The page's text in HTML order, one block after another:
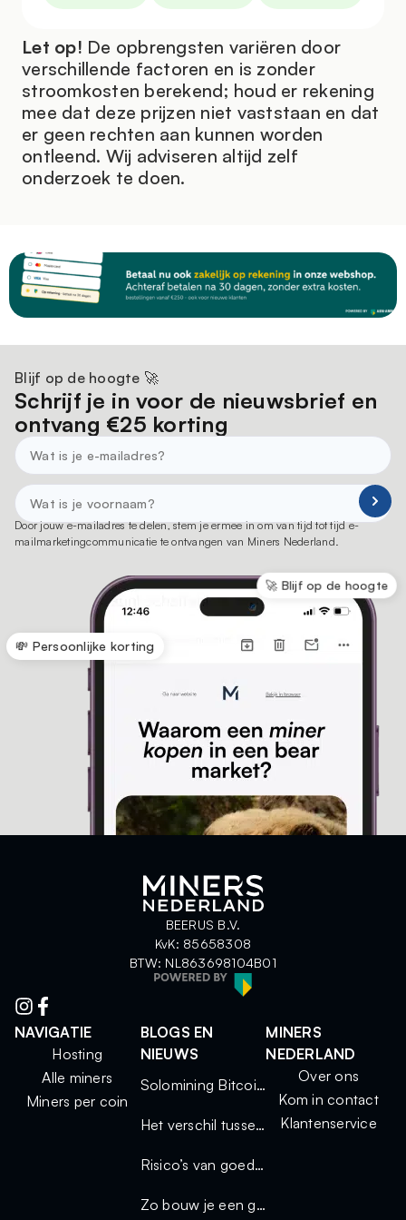
Hosting
Onze miningfarm in Noorwegen biedt de
mogelijkheid om de KS5L tehostenop 100%
groene stroom, wat zorgt voor een duurzame en
kostenefficiënte miningomgeving. Tegelijkertijd
presteert de miner ook uitstekend in een eigen
opstelling, waardoor hij flexibel inzetbaar is voor
diverse miningprojecten.
Let op! De opbrengsten variëren door
verschillende factoren en is zonder
stroomkosten berekend; houd er rekening
mee dat deze prijzen niet vaststaan en dat
er geen rechten aan kunnen worden
ontleend. Wij adviseren altijd zelf
onderzoek te doen.
Blijf op de hoogte 🚀
Schrijf je in voor de nieuwsbrief en
ontvang €25 korting
Door jouw e-mailadres te delen, stem je ermee in om van tijd tot tijd e-
mailmarketingcommunicatie te ontvangen van Miners Nederland.
💸 Persoonlijke korting
🚀 Blijf op de hoogte
BEERUS B.V.
KvK: 85658308
BTW: NL863698104B01
NAVIGATIE
Hosting
Alle miners
Miners per coin
BLOGS EN
NIEUWS
Solomining Bitcoin 2025: kleine miners, grote kansen
Het verschil tussen solo mining en mining via een pool
Risico’s van goedkope miners
Zo bouw je een geluidsdichte miningkast voor thuisgebruik
MINERS
NEDERLAND
Over ons
Kom in contact
Klantenservice